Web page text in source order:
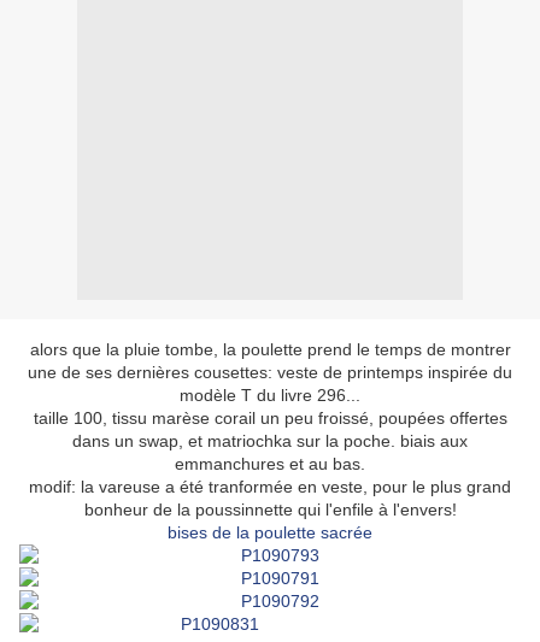
alors que la pluie tombe, la poulette prend le temps de montrer
une de ses dernières cousettes: veste de printemps inspirée du
modèle T du livre 296...
taille 100, tissu marèse corail un peu froissé, poupées offertes
dans un swap, et matriochka sur la poche. biais aux
emmanchures et au bas.
modif: la vareuse a été tranformée en veste, pour le plus grand
bonheur de la poussinnette qui l'enfile à l'envers!
bises de la poulette sacrée